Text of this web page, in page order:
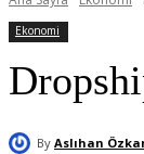
Ekonomi
By Aslıhan